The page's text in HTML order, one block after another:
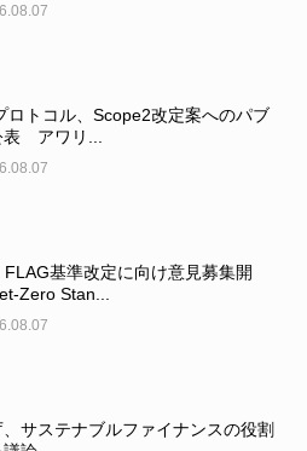
ロトコル、Scope2改定案へのパブ
表 アワリ...
FLAG基準改定に向け意見募集開
Zero Stan...
サステナブルファイナンスの役割